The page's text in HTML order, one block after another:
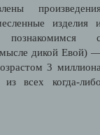
изделия
дикой Евой)
3
всех когда-